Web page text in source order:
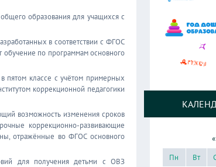
образования для учащихся с
в соответствии с ФГОС
по программам основного
пятом классе с учётом примерных
коррекционной педагогики
возможность изменения сроков
коррекционно-развивающие
отражённые во ФГОС основного
для получения детьми с ОВЗ
«
Пн
Вт